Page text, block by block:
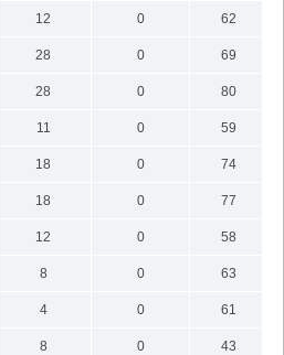
12 0
62
28 0
69
28 0
80
11 0
59
18 0
74
18 0
77
12 0
58
8 0
63
4 0
61
8 0
43